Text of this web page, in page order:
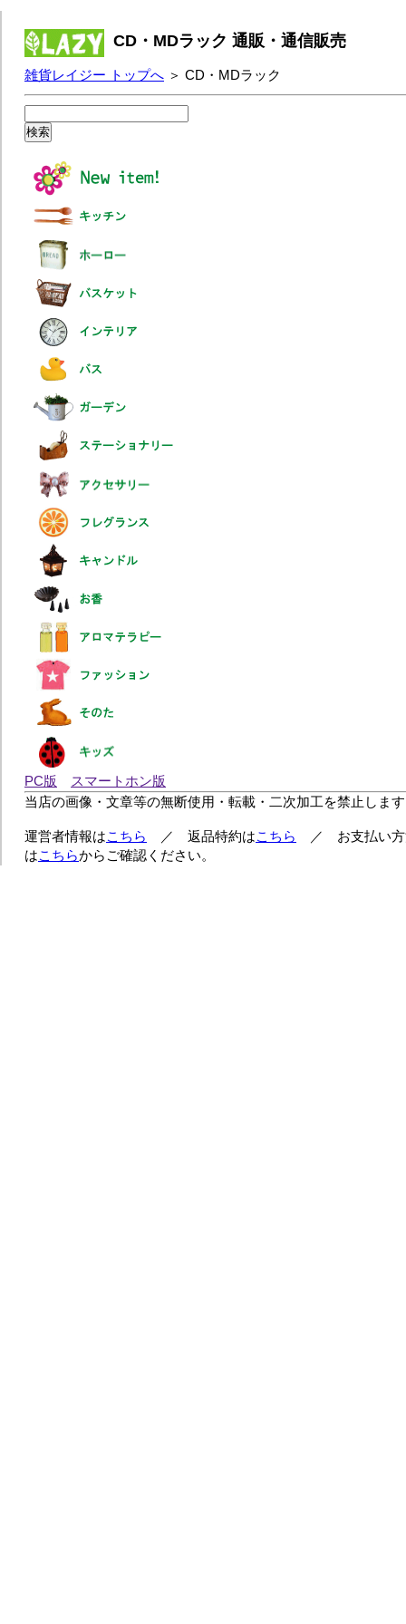
CD・MDラック 通販・通信販売
雑貨レイジー トップへ ＞ CD・MDラック
PC版
スマートホン版
当店の画像・文章等の無断使用・転載・二次加工を禁止しま
運営者情報はこちら ／ 返品特約はこちら
／ お支払い方
はこちらからご確認ください。